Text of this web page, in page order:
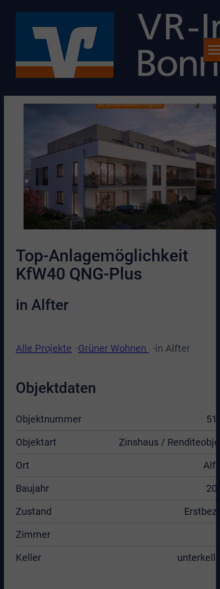
Top-Anlagemöglichkeit
KfW40 QNG-Plus
in Alfter
Alle Projekte Grüner Wohnen in Alfter
Objektdaten
Objektnummer
Objektart
Zinshaus /
Ort
Baujahr
Zustand
Zimmer
Keller